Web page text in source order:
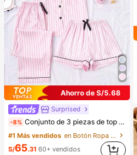
Ahorro de S/5.68
Surprised
-8% Conjunto de 3 piezas de top de manga corta & shorts & pantalones con estampado de rayas y bolsillo, ropa de casa para mujer, pijamas de verano y primavera, cómodos
#1 Más vendidos
en Botón Ropa de dormir para mujer
S/65.31 60+ vendidos